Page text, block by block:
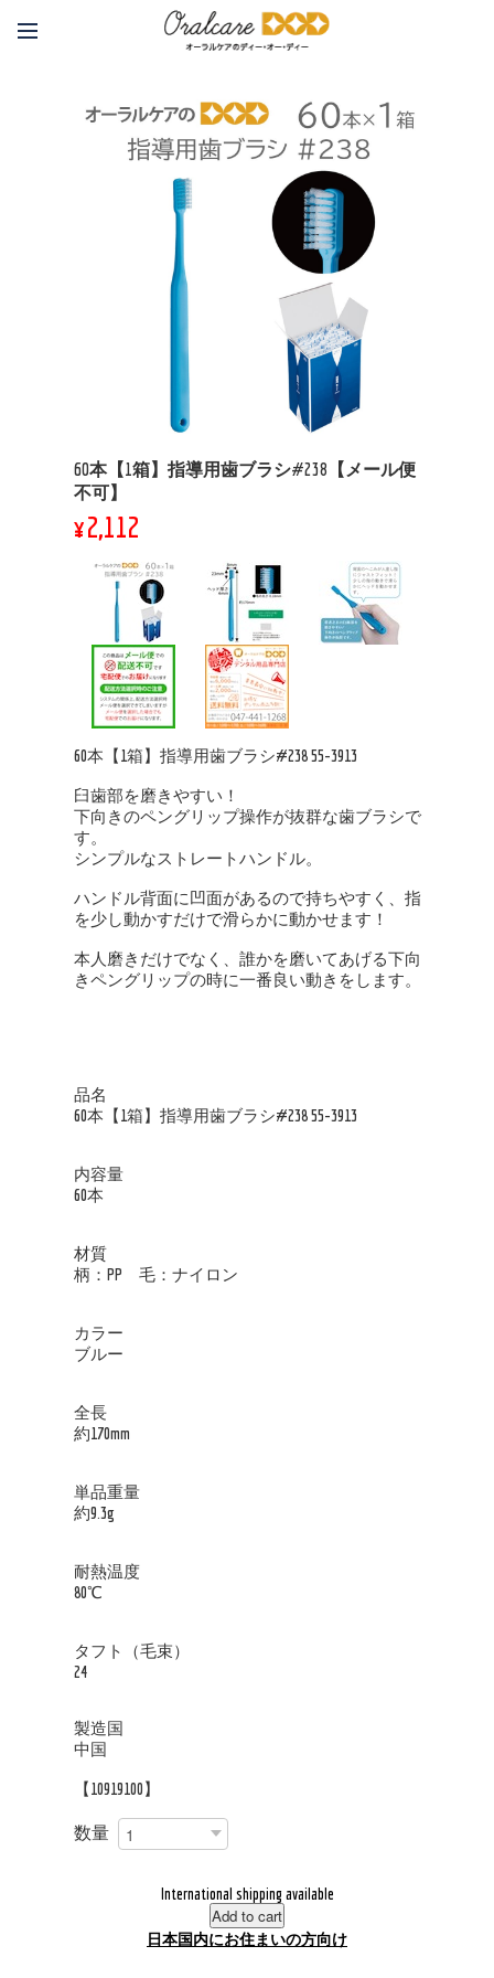
60本【1箱】指導用歯ブラシ#238【メール便
不可】
¥2,112
60本【1箱】指導用歯ブラシ#238 55-3913
臼歯部を磨きやすい！
下向きのペングリップ操作が抜群な歯ブラシで
す。
シンプルなストレートハンドル。
ハンドル背面に凹面があるので持ちやすく、指
を少し動かすだけで滑らかに動かせます！
本人磨きだけでなく、誰かを磨いてあげる下向
きペングリップの時に一番良い動きをします。
品名
60本【1箱】指導用歯ブラシ#238 55-3913
内容量
60本
材質
柄：PP 毛：ナイロン
カラー
ブルー
全長
約170mm
単品重量
約9.3g
耐熱温度
80℃
タフト（毛束）
24
製造国
中国
【10919100】
数量
International shipping available
Add to cart
日本国内にお住まいの方向け